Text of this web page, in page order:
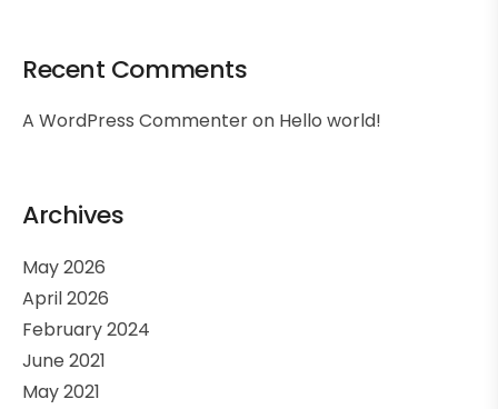
Recent Comments
A WordPress Commenteron Hello world!
Archives
May 2026
April 2026
February 2024
June 2021
May 2021